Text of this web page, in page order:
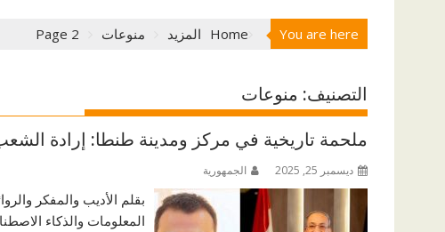
You are here
Home المزيد منوعات Page 2
التصنيف: منوعات
ملحمة تاريخية في مركز ومدينة طنطا: إرادة الشعب
ديسمبر 25, 2025 الجمهورية
بقلم الأديب والمفكر
المعلومات والذكاء